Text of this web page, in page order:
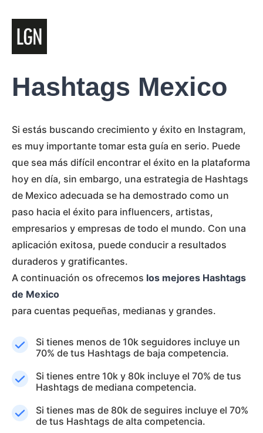
Hashtags Mexico
Si estás buscando crecimiento y éxito en Instagram,
es muy importante tomar esta guía en serio. Puede
que sea más difícil encontrar el éxito en la plataforma
hoy en día, sin embargo, una estrategia de Hashtags
de Mexico adecuada se ha demostrado como un
paso hacia el éxito para influencers, artistas,
empresarios y empresas de todo el mundo. Con una
aplicación exitosa, puede conducir a resultados
duraderos y gratificantes.
A continuación os ofrecemos los mejores Hashtags
de Mexico
para cuentas pequeñas, medianas y grandes.
Si tienes menos de 10k seguidores incluye un
70% de tus Hashtags de baja competencia.
Si tienes entre 10k y 80k incluye el 70% de tus
Hashtags de mediana competencia.
Si tienes mas de 80k de seguires incluye el 70%
de tus Hashtags de alta competencia.